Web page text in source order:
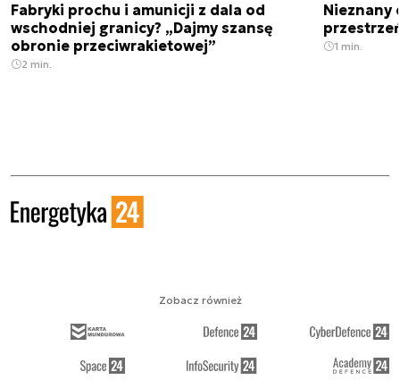
Fabryki prochu i amunicji z dala od
wschodniej granicy? „Dajmy szansę
obronie przeciwrakietowej”
2 min.
Nieznany
1 min.
Zobacz również